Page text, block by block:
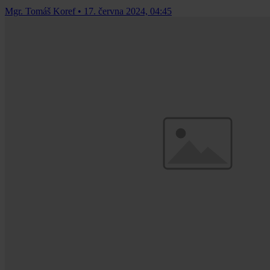
Mgr. Tomáš Koref • 17. června 2024, 04:45